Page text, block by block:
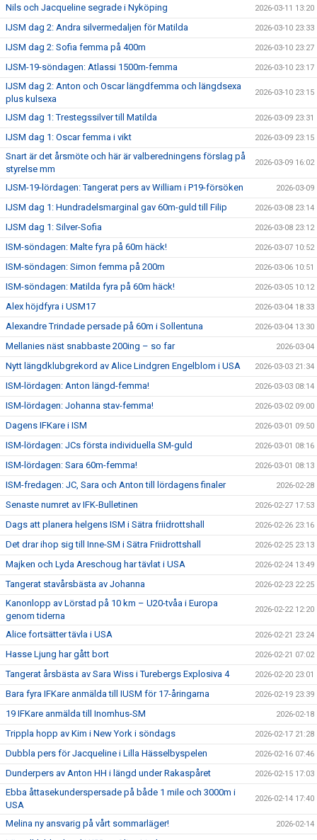
Nils och Jacqueline segrade i Nyköping 2026-03-11 13:20
IJSM dag 2: Andra silvermedaljen för Matilda 2026-03-10 23:33
IJSM dag 2: Sofia femma på 400m 2026-03-10 23:27
IJSM-19-söndagen: Atlassi 1500m-femma 2026-03-10 23:17
IJSM dag 2: Anton och Oscar längdfemma och längdsexa
plus kulsexa
2026-03-10 23:15
IJSM dag 1: Trestegssilver till Matilda 2026-03-09 23:31
IJSM dag 1: Oscar femma i vikt 2026-03-09 23:15
Snart är det årsmöte och här är valberedningens förslag på
styrelse mm
2026-03-09 16:02
IJSM-19-lördagen: Tangerat pers av William i P19-försöken 2026-03-09
IJSM dag 1: Hundradelsmarginal gav 60m-guld till Filip 2026-03-08 23:14
IJSM dag 1: Silver-Sofia 2026-03-08 23:12
ISM-söndagen: Malte fyra på 60m häck! 2026-03-07 10:52
ISM-söndagen: Simon femma på 200m 2026-03-06 10:51
ISM-söndagen: Matilda fyra på 60m häck! 2026-03-05 10:12
Alex höjdfyra i USM17 2026-03-04 18:33
Alexandre Trindade persade på 60m i Sollentuna 2026-03-04 13:30
Mellanies näst snabbaste 200ing – so far 2026-03-04
Nytt längdklubgrekord av Alice Lindgren Engelblom i USA 2026-03-03 21:34
ISM-lördagen: Anton längd-femma! 2026-03-03 08:14
ISM-lördagen: Johanna stav-femma! 2026-03-02 09:00
Dagens IFKare i ISM 2026-03-01 09:50
ISM-lördagen: JCs första individuella SM-guld 2026-03-01 08:16
ISM-lördagen: Sara 60m-femma! 2026-03-01 08:13
ISM-fredagen: JC, Sara och Anton till lördagens finaler 2026-02-28
Senaste numret av IFK-Bulletinen 2026-02-27 17:53
Dags att planera helgens ISM i Sätra friidrottshall 2026-02-26 23:16
Det drar ihop sig till Inne-SM i Sätra Friidrottshall 2026-02-25 23:13
Majken och Lyda Areschoug har tävlat i USA 2026-02-24 13:49
Tangerat stavårsbästa av Johanna 2026-02-23 22:25
Kanonlopp av Lörstad på 10 km – U20-tvåa i Europa
genom tiderna
2026-02-22 12:20
Alice fortsätter tävla i USA 2026-02-21 23:24
Hasse Ljung har gått bort 2026-02-21 07:02
Tangerat årsbästa av Sara Wiss i Turebergs Explosiva 4 2026-02-20 23:01
Bara fyra IFKare anmälda till IUSM för 17-åringarna 2026-02-19 23:39
19 IFKare anmälda till Inomhus-SM 2026-02-18
Trippla hopp av Kim i New York i söndags 2026-02-17 21:28
Dubbla pers för Jacqueline i Lilla Hässelbyspelen 2026-02-16 07:46
Dunderpers av Anton HH i längd under Rakaspåret 2026-02-15 17:03
Ebba åttasekunderspersade på både 1 mile och 3000m i
USA
2026-02-14 17:40
Melina ny ansvarig på vårt sommarläger! 2026-02-14